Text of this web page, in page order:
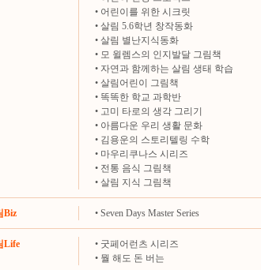
• 어린이를 위한 시크릿
• 살림 5.6학년 창작동화
• 살림 별난지식동화
• 모 윌렘스의 인지발달 그림책
• 자연과 함께하는 살림 생태 학습
• 살림어린이 그림책
• 똑똑한 학교 과학반
• 고미 타로의 생각 그리기
• 아름다운 우리 생활 문화
• 김용운의 스토리텔링 수학
• 마우리쿠나스 시리즈
• 전통 음식 그림책
• 살림 지식 그림책
Biz • Seven Days Master Series
Life • 굿페어런츠 시리즈
• 뭘 해도 돈 버는